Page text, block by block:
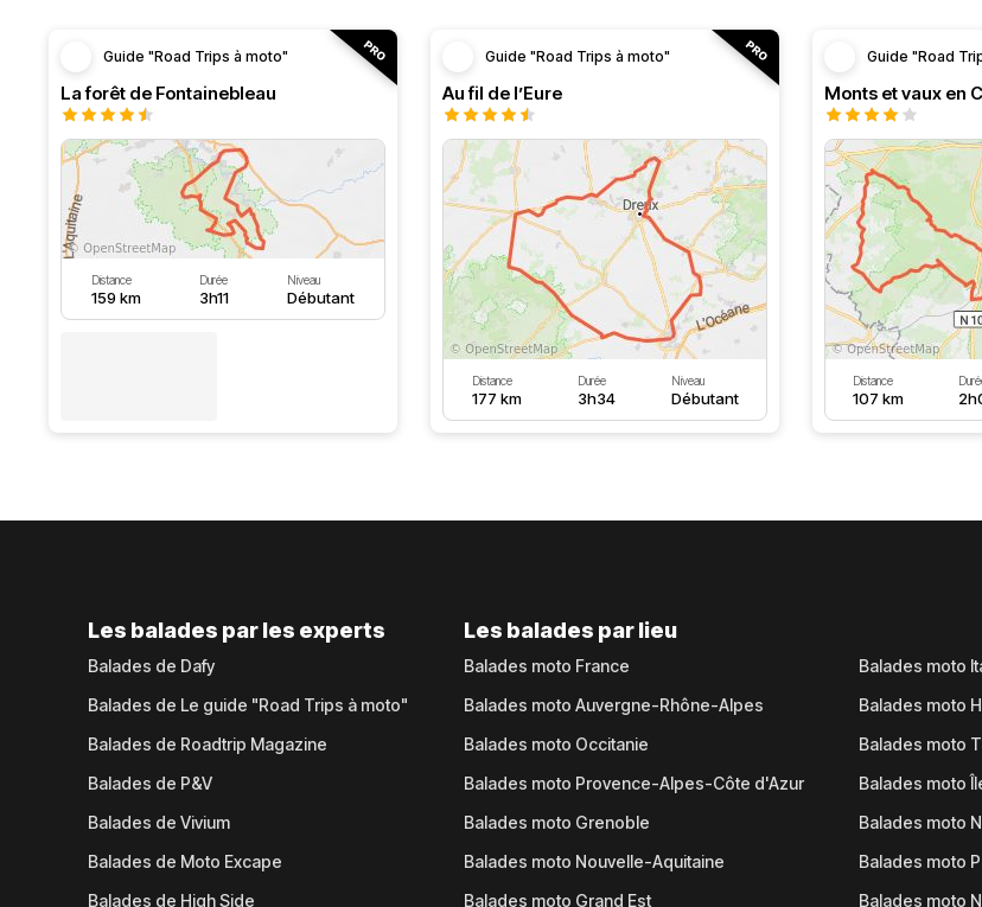
Guide "Road Trips à moto"
La forêt de Fontainebleau
Distance
159 km
Durée
3h11
Niveau
Débutant
Guide "Road Trips à moto"
Au fil de l’Eure
Distance
177 km
Durée
3h34
Niveau
Débutant
Guide "Road
Monts et vaux en
Distance
107 km
Les balades par les experts
Balades de Dafy
Balades de Le guide "Road Trips à moto"
Balades de Roadtrip Magazine
Balades de P&V
Balades de Vivium
Balades de Moto Excape
Balades de High Side
Les balades par lieu
Balades moto France
Balades moto Auvergne-Rhône-Alpes
Balades moto Occitanie
Balades moto Provence-Alpes-Côte d'Azur
Balades moto Grenoble
Balades moto Nouvelle-Aquitaine
Balades moto Grand Est
Balades moto
Balades moto
Balades moto
Balades moto
Balades moto
Balades moto
Balades moto